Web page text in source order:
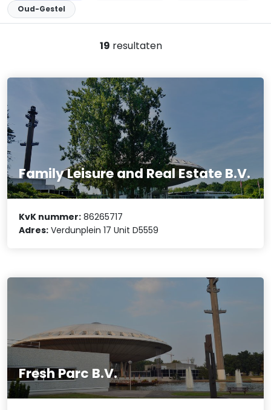
Oud-Gestel
19 resultaten
Family Leisure and Real Estate B.V.
KvK nummer: 86265717
Adres: Verdunplein 17 Unit D5559
Fresh Parc B.V.